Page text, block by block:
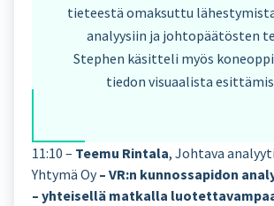
tieteestä omaksuttu
analyysiin ja johtopäätösten
Stephen käsitteli myös
tiedon visuaalista
11:10 – Teemu Rintala, Johtava
Yhtymä Oy– VR:n kunnossapidon
– yhteisellä matkalla